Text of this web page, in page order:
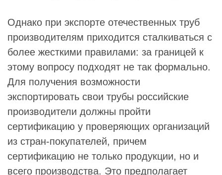
Однако при экспорте отечественных труб
производителям приходится сталкиваться с
более жесткими правилами: за границей к
этому вопросу подходят не так формально.
Для получения возможности
экспортировать свои трубы российские
производители должны пройти
сертификацию у проверяющих организаций
из стран-покупателей, причем
сертификацию не только продукции, но и
всего производства. Это предполагает